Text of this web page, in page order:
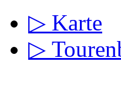
▷ Karte
▷